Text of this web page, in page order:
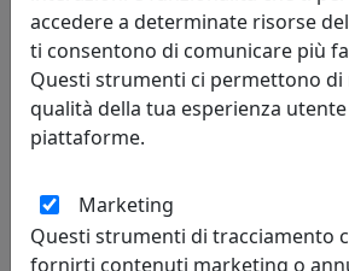
Ferroluce
accedere a determinate risorse
ti consentono di comunicare più
Questi strumenti ci permettono di
qualità della tua esperienza
piattaforme.
Marketing
Questi strumenti di tracciamento
fornirti contenuti marketing o